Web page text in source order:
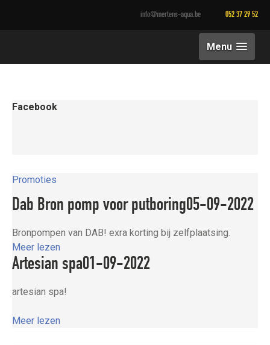
info@mertens-aqua.be 052 37 29 52
Menu
Facebook
Promoties
Dab Bron pomp voor putboring05-09-2022
Bronpompen van DAB! exra korting bij zelfplaatsing.
Meer lezen
Artesian spa01-09-2022
artesian spa!
Meer lezen